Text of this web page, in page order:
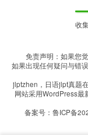
收
免责声明：如果您
如果出现任何疑问与错
jlptzhen，日语jlpt真题
网站采用WordPress最
备案号： 鲁ICP备